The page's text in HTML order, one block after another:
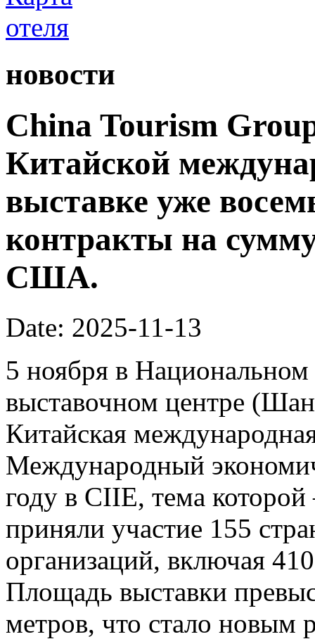
новости
China Tourism
Китайской
выставке уже
контракты на
США.
Date: 2025-11-13
5 ноября в
выставочном центре
Китайская
Международный
году в CIIE, тема
приняли участие 155
организаций, включая
Площадь выставки
метров, что стало новым